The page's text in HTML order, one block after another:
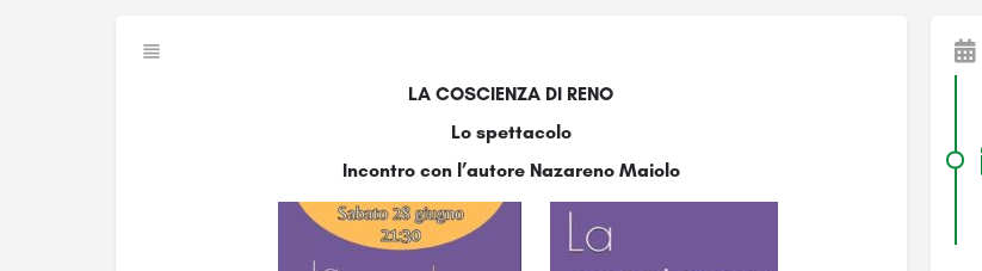
LA COSCIENZA DI RENO
Lo spettacolo
Incontro con l’autore Nazareno Maiolo